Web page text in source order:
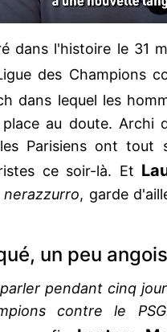
dans l'histoire le 31
des Champions
dans lequel les
place au doute. Archi
Parisiens ont tout
ce soir-là. Et
nerazzurro, garde
un peu
pendant cinq
contre le